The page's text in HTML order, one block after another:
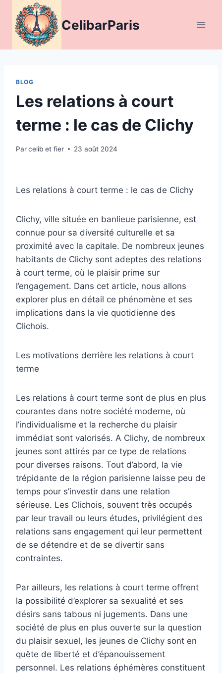
contenu
CelibarParis
BLOG
Les relations à court
terme : le cas de Clichy
Parcelib et fier 23 août 2024
Les relations à court terme : le cas de Clichy
Clichy, ville située en banlieue parisienne, est
connue pour sa diversité culturelle et sa
proximité avec la capitale. De nombreux jeunes
habitants de Clichy sont adeptes des relations
à court terme, où le plaisir prime sur
l’engagement. Dans cet article, nous allons
explorer plus en détail ce phénomène et ses
implications dans la vie quotidienne des
Clichois.
Les motivations derrière les relations à court
terme
Les relations à court terme sont de plus en plus
courantes dans notre société moderne, où
l’individualisme et la recherche du plaisir
immédiat sont valorisés. A Clichy, de nombreux
jeunes sont attirés par ce type de relations
pour diverses raisons. Tout d’abord, la vie
trépidante de la région parisienne laisse peu de
temps pour s’investir dans une relation
sérieuse. Les Clichois, souvent très occupés
par leur travail ou leurs études, privilégient des
relations sans engagement qui leur permettent
de se détendre et de se divertir sans
contraintes.
Par ailleurs, les relations à court terme offrent
la possibilité d’explorer sa sexualité et ses
désirs sans tabous ni jugements. Dans une
société de plus en plus ouverte sur la question
du plaisir sexuel, les jeunes de Clichy sont en
quête de liberté et d’épanouissement
personnel. Les relations éphémères constituent